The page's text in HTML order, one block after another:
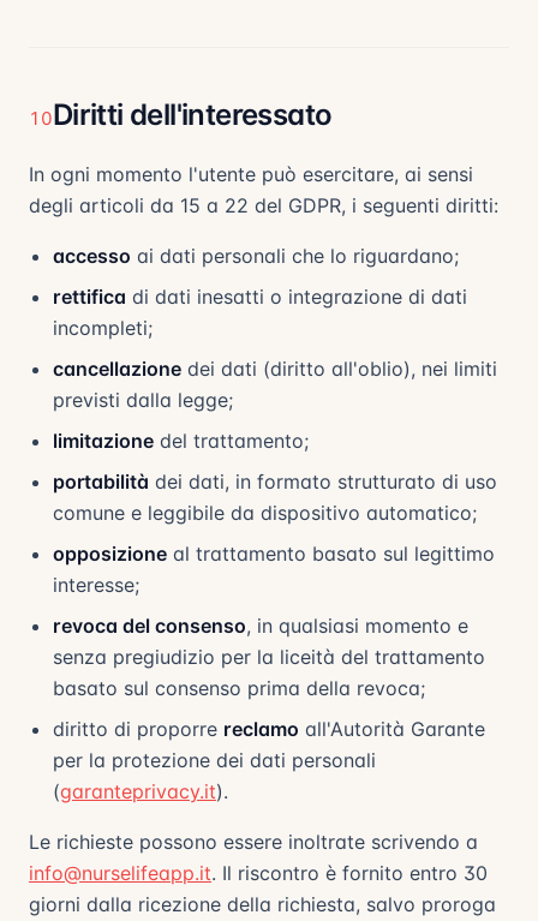
10Diritti dell'interessato
In ogni momento l'utente può esercitare, ai sensi
degli articoli da 15 a 22 del GDPR, i seguenti diritti:
accesso ai dati personali che lo riguardano;
rettifica di dati inesatti o integrazione di dati
incompleti;
cancellazione dei dati (diritto all'oblio), nei limiti
previsti dalla legge;
limitazione del trattamento;
portabilità dei dati, in formato strutturato di uso
comune e leggibile da dispositivo automatico;
opposizione al trattamento basato sul legittimo
interesse;
revoca del consenso, in qualsiasi momento e
senza pregiudizio per la liceità del trattamento
basato sul consenso prima della revoca;
diritto di proporre reclamo all'Autorità Garante
per la protezione dei dati personali
(garanteprivacy.it).
Le richieste possono essere inoltrate scrivendo a
info@nurselifeapp.it. Il riscontro è fornito entro 30
giorni dalla ricezione della richiesta, salvo proroga